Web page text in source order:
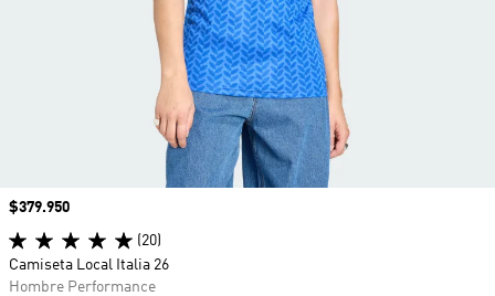
Precio
$379.950
(20)
Camiseta Local Italia 26
Hombre Performance